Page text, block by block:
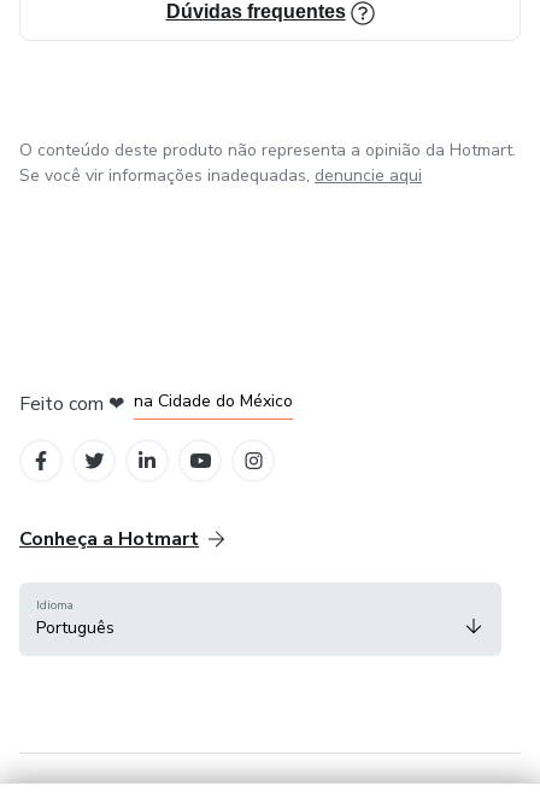
Dúvidas frequentes
O conteúdo deste produto não representa a opinião da Hotmart.
Se você vir informações inadequadas, denuncie aqui
Feito com ❤ na Cidade do México
Conheça a Hotmart
Idioma
Português